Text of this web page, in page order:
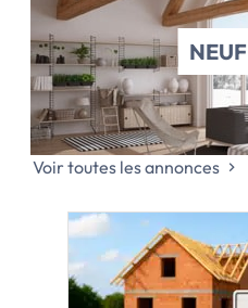
NEUF
Voir toutes les annonces